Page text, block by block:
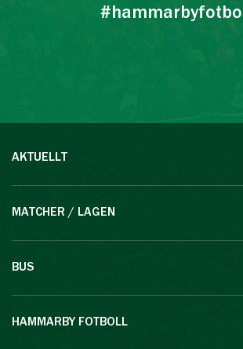
#hammarbyfotboll
AKTUELLT
MATCHER / LAGEN
BUS
HAMMARBY FOTBOLL